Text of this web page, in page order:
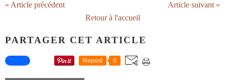
« Article précédent
Article suivant »
Retour à l'accueil
PARTAGER CET ARTICLE
Repost 0